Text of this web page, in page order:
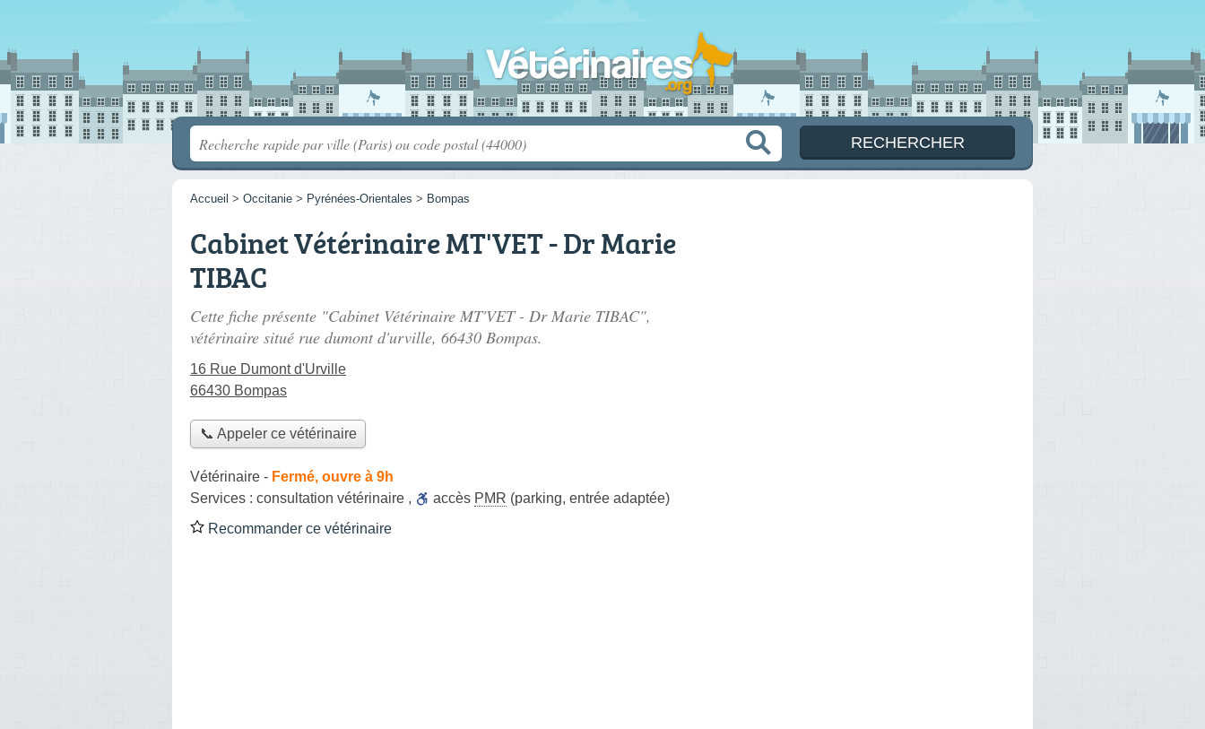
Accueil > Occitanie > Pyrénées-Orientales > Bompas
Cabinet Vétérinaire MT'VET - Dr Marie
TIBAC
Cette fiche présente "Cabinet Vétérinaire MT'VET - Dr Marie TIBAC",
vétérinaire situé rue dumont d'urville, 66430 Bompas.
16 Rue Dumont d'Urville
66430 Bompas
📞 Appeler ce vétérinaire
Vétérinaire - Fermé, ouvre à 9h
Services : consultation vétérinaire , accès PMR (parking, entrée adaptée)
Recommander ce vétérinaire